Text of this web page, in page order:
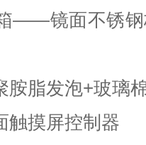
——镜面不锈
胺脂发泡+玻璃
触摸屏控制器